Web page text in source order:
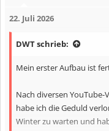
o
e
:
22. Juli 2026
DWT schrieb:
Mein erster Aufbau ist
Nach diversen
habe ich die Geduld
Winter zu warten und